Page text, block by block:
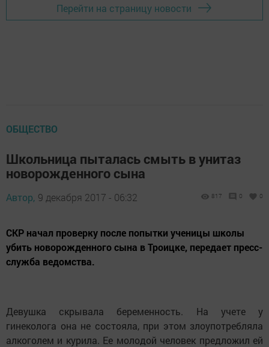
Перейти на страницу новости
ОБЩЕСТВО
Школьница пыталась смыть в унитаз
новорожденного сына
Автор, 9 декабря 2017 - 06:32 817 0 0
СКР начал проверку после попытки ученицы школы
убить новорожденного сына в Троицке, передает пресс-
служба ведомства.
Девушка скрывала беременность. На учете у
гинеколога она не состояла, при этом злоупотребляла
алкоголем и курила. Ее молодой человек предложил ей